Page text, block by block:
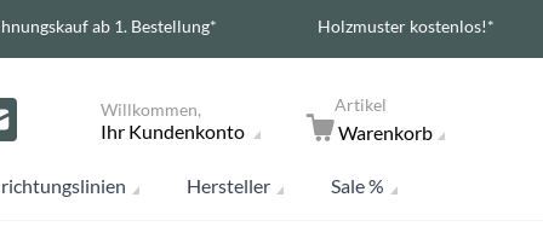
ab 1. Bestellung* Holzmuster kostenlos!*
Willkommen,
Ihr Kundenkonto
Artikel
Warenkorb
Hersteller Sale %